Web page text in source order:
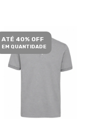
ATÉ 40% OFF
EM QUANTIDADE